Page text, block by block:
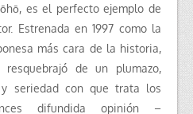
es el perfecto ejemplo de
Estrenada en 1997 como la
más cara de la historia,
de un plumazo,
seriedad con que trata los
difundida opinión –